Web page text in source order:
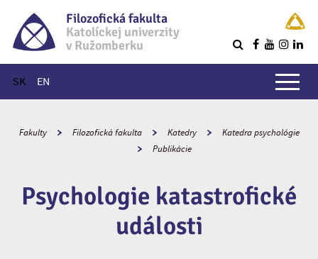
Filozofická fakulta
Katolíckej univerzity
v Ružomberku
SK EN
Hlavné menu
Fakulty Filozofická fakulta Katedry
Katedra psychológie
Publikácie
Psychologie katastrofické
události